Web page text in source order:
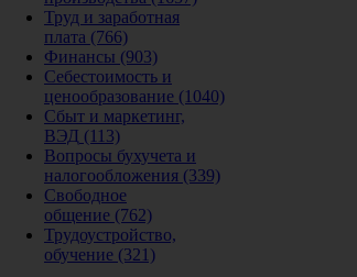
Труд и заработная
плата (766)
Финансы (903)
Себестоимость и
ценообразование (1040)
Сбыт и маркетинг,
ВЭД (113)
Вопросы бухучета и
налогообложения (339)
Свободное
общение (762)
Трудоустройство,
обучение (321)